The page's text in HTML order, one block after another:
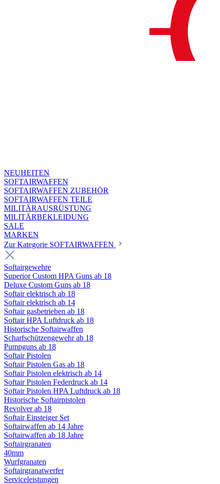
NEUHEITEN
SOFTAIRWAFFEN
SOFTAIRWAFFEN ZUBEHÖR
SOFTAIRWAFFEN TEILE
MILITÄRAUSRÜSTUNG
MILITÄRBEKLEIDUNG
SALE
MARKEN
Zur Kategorie SOFTAIRWAFFEN
Softairgewehre
Superior Custom HPA Guns ab 18
Deluxe Custom Guns ab 18
Softair elektrisch ab 18
Softair elektrisch ab 14
Softair gasbetrieben ab 18
Softair HPA Luftdruck ab 18
Historische Softairwaffen
Scharfschützengewehr ab 18
Pumpguns ab 18
Softair Pistolen
Softair Pistolen Gas ab 18
Softair Pistolen elektrisch ab 14
Softair Pistolen Federdruck ab 14
Softair Pistolen HPA Luftdruck ab 18
Historische Softairpistolen
Revolver ab 18
Softair Einsteiger Set
Softairwaffen ab 14 Jahre
Softairwaffen ab 18 Jahre
Softairgranaten
40mm
Wurfgranaten
Softairgranatwerfer
Serviceleistungen